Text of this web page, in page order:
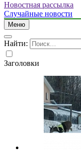
Новостная рассылка
Случайные новости
Меню
Найти:
Заголовки